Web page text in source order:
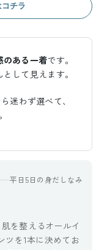
チラ
のある一着です。
して見えます。
迷わず選べて、
平日5日の身だしなみ
を整えるオールイ
ツを1本に決めてお